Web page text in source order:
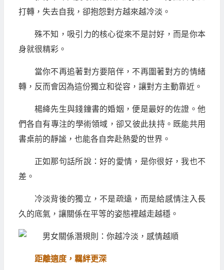
打轉，失去自我，卻抱怨對方越來越冷淡。
殊不知，吸引力的核心從來不是討好，而是你本
身就很精彩。
當你不再追著對方要陪伴，不再圍著對方的情緒
轉，反而會因為這份獨立和從容，讓對方主動靠近。
楊絳先生與錢鐘書的婚姻，便是最好的佐證。他
們各自有專注的學術領域，卻又彼此扶持。既能共用
書桌前的靜謐，也能各自奔赴熱愛的世界。
正如那句話所說：好的愛情，是你很好，我也不
差。
冷淡背後的獨立，不是疏遠，而是給感情注入長
久的底氣，讓關係在平等的姿態裡越走越穩。
距離適度，羈絆更深